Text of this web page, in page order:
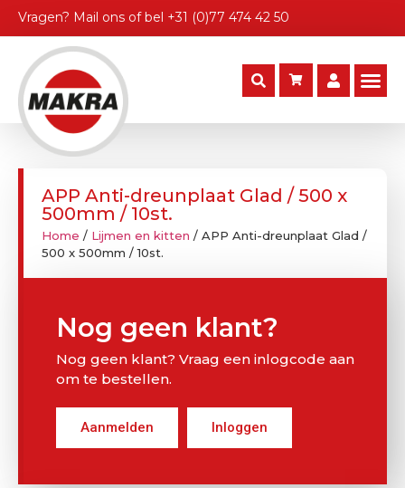
Vragen? Mail ons of bel +31 (0)77 474 42 50
APP Anti-dreunplaat Glad / 500 x
500mm / 10st.
Home / Lijmen en kitten / APP Anti-dreunplaat Glad /
500 x 500mm / 10st.
Nog geen klant?
Nog geen klant? Vraag een inlogcode aan
om te bestellen.
Aanmelden Inloggen